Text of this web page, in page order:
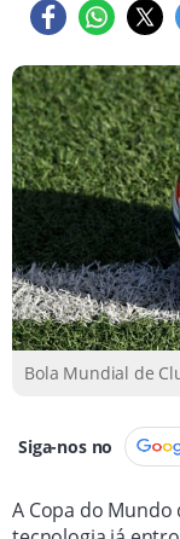
Bola Mundial de
Siga-nos no
A Copa do Mundo